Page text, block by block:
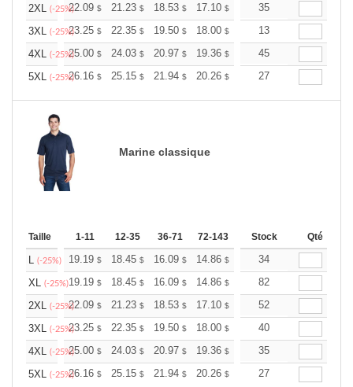
2XL (-25%)22.09 $ 21.23 $ 18.53 $ 17.10 $ 16.24$
35
3XL (-25%)23.25 $ 22.35 $ 19.50 $ 18.00 $ 17.10$
13
4XL (-25%)25.00 $ 24.03 $ 20.97 $ 19.36 $ 18.39$
45
5XL (-25%)26.16 $ 25.15 $ 21.94 $ 20.26 $ 19.24$
27
Marine classique
Taille 1-11 12-35 36-71 72-143 144-287 288 +
Stock Qté
L (-25%) 19.19 $ 18.45 $ 16.09 $ 14.86 $ 14.11$
34
XL (-25%)19.19 $ 18.45 $ 16.09 $ 14.86 $ 14.11$
82
2XL (-25%)22.09 $ 21.23 $ 18.53 $ 17.10 $ 16.24$
52
3XL (-25%)23.25 $ 22.35 $ 19.50 $ 18.00 $ 17.10$
40
4XL (-25%)25.00 $ 24.03 $ 20.97 $ 19.36 $ 18.39$
35
5XL (-25%)26.16 $ 25.15 $ 21.94 $ 20.26 $ 19.24$
27